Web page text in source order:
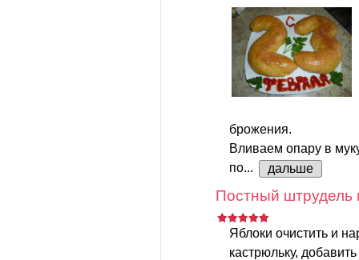
брожения.
Вливаем опару в
по...
дальше
Постный штрудель
Яблоки очистить и
кастрюльку,